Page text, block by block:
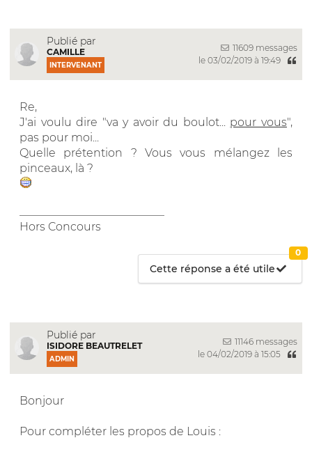
Publié par
CAMILLE
INTERVENANT
11609 messages
le 03/02/2019 à 19:49
Re,
J'ai voulu dire "va y avoir du boulot... pour vous",
pas pour moi...
Quelle prétention ? Vous vous mélangez les
pinceaux, là ?
Hors Concours
Cette réponse a été utile
0
Publié par
ISIDORE BEAUTRELET
ADMIN
11146 messages
le 04/02/2019 à 15:05
Bonjour
Pour compléter les propos de Louis :